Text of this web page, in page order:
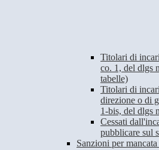
Titolari di
co. 1, del dlgs
tabelle)
Titolari di
direzione o di
1-bis, del dlgs
Cessati
pubblicare sul
Sanzioni per